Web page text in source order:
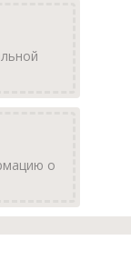
о